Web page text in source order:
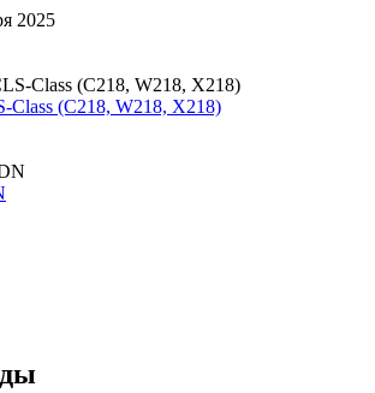
2025
Class (C218, W218, X218)